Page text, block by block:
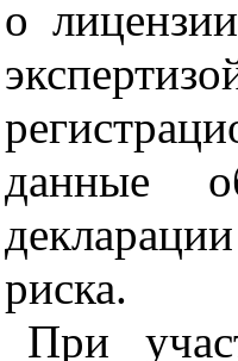
о
данные
риска.
При